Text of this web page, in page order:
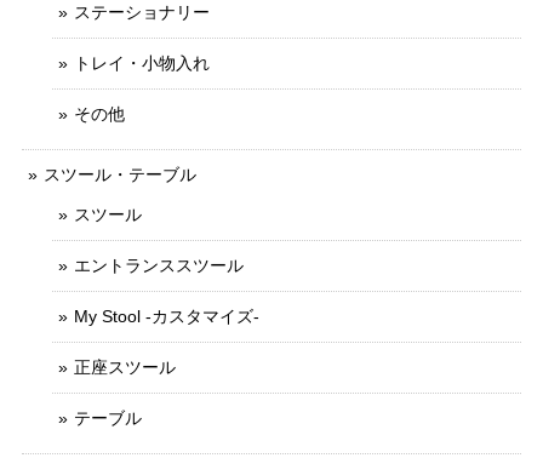
ステーショナリー
トレイ・小物入れ
その他
スツール・テーブル
スツール
エントランススツール
My Stool -カスタマイズ-
正座スツール
テーブル